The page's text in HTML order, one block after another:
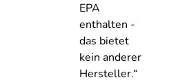
EPA
enthalten -
das bietet
kein anderer
Hersteller.“